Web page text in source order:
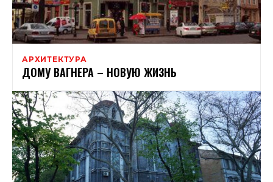
АРХИТЕКТУРА
ДОМУ ВАГНЕРА – НОВУЮ ЖИЗНЬ